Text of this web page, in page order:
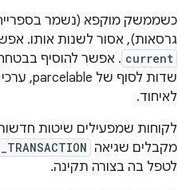
כשממשק מוקפא (נשמר
גרסאות), אסור לשנות אותו.
current . אפשר להוסיף
לאיחוד.
לקוחות שמפעילים שיטות
מקבלים שגיאה
לטפל בה בצורה תקינה.